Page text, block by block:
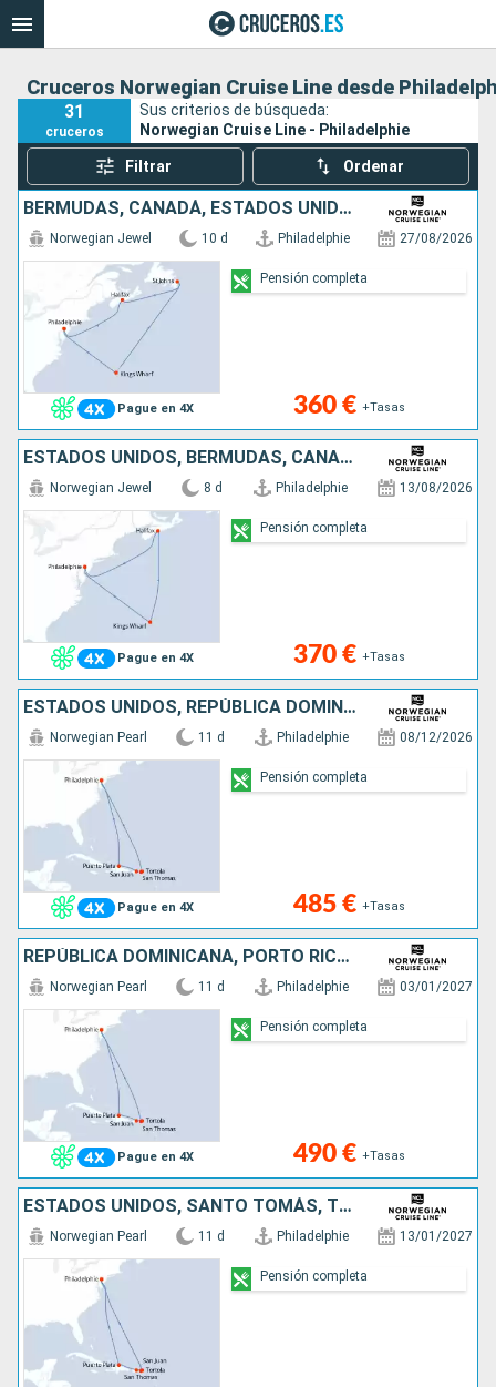
Cruceros Norwegian Cruise Line desde
31
cruceros
Sus criterios de búsqueda:
Norwegian Cruise Line - Philadelphie
Filtrar Ordenar
BERMUDAS, CANADÁ, ESTADOS UNIDOS
Pague en 4X
Norwegian Jewel 10 d Philadelphie 27/08/2026
360 € +Tasas
Pensión completa
ESTADOS UNIDOS, BERMUDAS, CANADÁ
Pague en 4X
Norwegian Jewel 8 d Philadelphie 13/08/2026
370 € +Tasas
Pensión completa
ESTADOS UNIDOS, REPÚBLICA DOMINICANA, PORTO RICO, SANTO TOMÁS, TÓRTOLA
Pague en 4X
Norwegian Pearl 11 d Philadelphie 08/12/2026
485 € +Tasas
Pensión completa
REPÚBLICA DOMINICANA, PORTO RICO, TÓRTOLA, SANTO TOMÁS, ESTADOS UNIDOS
Pague en 4X
Norwegian Pearl 11 d Philadelphie 03/01/2027
490 € +Tasas
Pensión completa
ESTADOS UNIDOS, SANTO TOMÁS, TÓRTOLA, PORTO RICO, REPÚBLICA DOMINICANA
Norwegian Pearl 11 d Philadelphie 13/01/2027
Pensión completa